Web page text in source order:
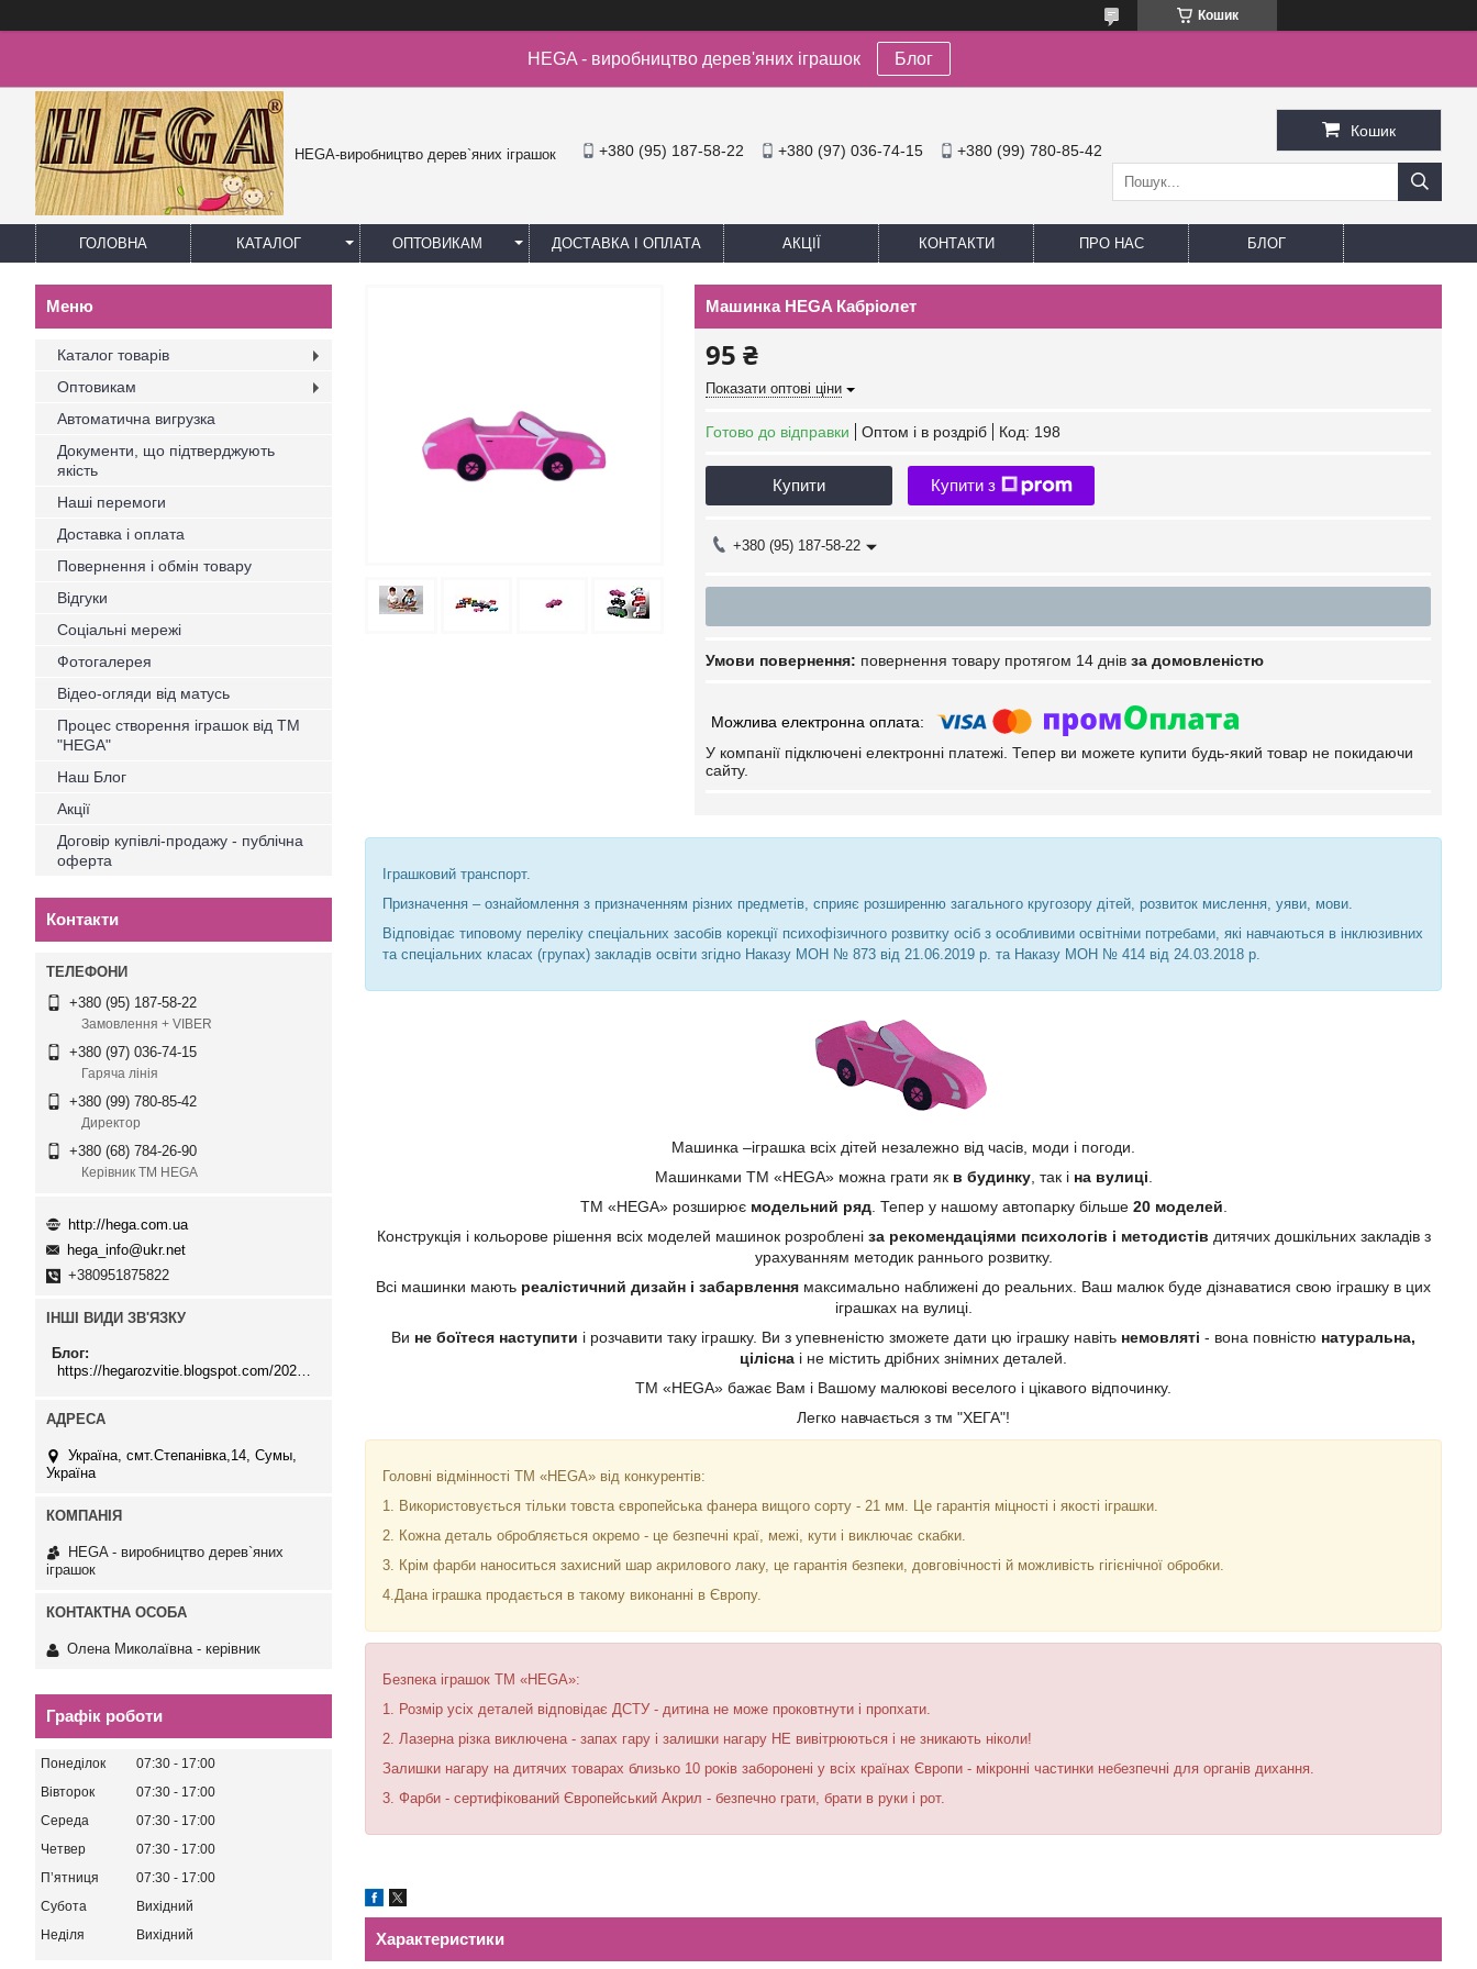
Кошик
HEGA - виробництво дерев'яних іграшок Блог
HEGA-виробництво дерев`яних іграшок +380 (95) 187-58-22 +380 (97) 036-74-15 +380 (99) 780-85-42
Кошик
ГОЛОВНА КАТАЛОГ ОПТОВИКАМ ДОСТАВКА І ОПЛАТА АКЦІЇ КОНТАКТИ ПРО НАС БЛОГ
Машинка HEGA Кабріолет
95 ₴
Показати оптові ціни
Готово до відправки Оптом і в роздріб Код: 198
Купити Купити з
+380 (95) 187-58-22
повернення товару протягом 14 днів за домовленістю
У компанії підключені електронні платежі. Тепер ви можете купити будь-який товар не покидаючи
сайту.
Іграшковий транспорт.
Призначення – ознайомлення з призначенням різних предметів, сприяє розширенню загального кругозору дітей, розвиток мислення, уяви, мови.
Відповідає типовому переліку спеціальних засобів корекції психофізичного розвитку осіб з особливими освітніми потребами, які навчаються в інклюзивних
та спеціальних класах (групах) закладів освіти згідно Наказу МОН № 873 від 21.06.2019 р. та Наказу МОН № 414 від 24.03.2018 р.
Машинка –іграшка всіх дітей незалежно від часів, моди і погоди.
Машинками ТМ «HEGA» можна грати якв будинку, так і на вулиці
ТМ «HEGA» розширює модельний ряд. Тепер у нашому автопарку більше 20 моделей
Конструкція і кольорове рішення всіх моделей машинок розроблені за рекомендаціями психологів і методистів дитячих дошкільних закладів з
урахуванням методик раннього розвитку.
Всі машинки мають реалістичний дизайн і забарвлення максимально наближені до реальних. Ваш малюк буде дізнаватися свою іграшку в цих
іграшках на вулиці.
Ви не боїтеся наступити і розчавити таку іграшку. Ви з упевненістю зможете дати цю іграшку навіть немовляті - вона повністю натуральна,
цілісна і не містить дрібних знімних деталей.
ТМ «HEGA» бажає Вам і Вашому малюкові веселого і цікавого відпочинку.
Легко навчається з тм "ХЕГА"!
Головні відмінності ТМ «HEGA» від конкурентів:
1. Використовується тільки товста європейська фанера вищого сорту - 21 мм. Це гарантія міцності і якості іграшки.
2. Кожна деталь обробляється окремо - це безпечні краї, межі, кути і виключає скабки.
3. Крім фарби наноситься захисний шар акрилового лаку, це гарантія безпеки, довговічності й можливість гігієнічної обробки.
4.Дана іграшка продається в такому виконанні в Європу.
Безпека іграшок ТМ «HEGA»:
1. Розмір усіх деталей відповідає ДСТУ - дитина не може проковтнути і пропхати.
2. Лазерна різка виключена - запах гару і залишки нагару НЕ вивітрюються і не зникають ніколи!
Залишки нагару на дитячих товарах близько 10 років заборонені у всіх країнах Європи - мікронні частинки небезпечні для органів дихання.
3. Фарби - сертифікований Європейський Акрил - безпечно грати, брати в руки і рот.
Характеристики
Каталог товарів
Оптовикам
Автоматична вигрузка
Документи, що підтверджують
якість
Наші перемоги
Доставка і оплата
Повернення і обмін товару
Відгуки
Соціальні мережі
Фотогалерея
Відео-огляди від матусь
Процес створення іграшок від ТМ
"HEGA"
Наш Блог
Акції
Договір купівлі-продажу - публічна
оферта
Контакти
+380 (95) 187-58-22
Замовлення + VIBER
+380 (97) 036-74-15
Гаряча лінія
+380 (99) 780-85-42
Директор
+380 (68) 784-26-90
Керівник ТМ HEGA
http://hega.com.ua
hega_info@ukr.net
+380951875822
ІНШІ ВИДИ ЗВ'ЯЗКУ
Блог
Україна, смт.Степанівка,14, Cумы,
Україна
HEGA - виробництво дерев`яних
іграшок
Олена Миколаївна - керівник
Графік роботи
Понеділок 07:30
17:00
Вівторок
07:30
17:00
Середа
07:30
17:00
Четвер
07:30
17:00
Пʼятниця
07:30
17:00
Субота
Вихідний
Неділя
Вихідний